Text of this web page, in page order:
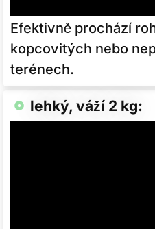
Efektivně prochází
kopcovitých nebo
terénech.
lehký, váží 2 kg: